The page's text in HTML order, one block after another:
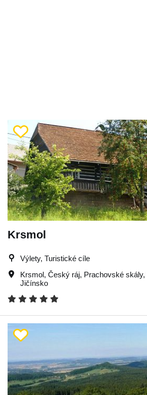
Krsmol
Výlety, Turistické cíle
Krsmol, Český ráj, Prachovské skály,
Jičínsko